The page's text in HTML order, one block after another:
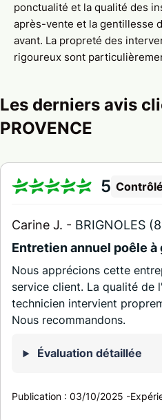
ponctualité et la qualité des
après-vente et la gentillesse
avant. La propreté des
rigoureux sont
Les derniers avis
PROVENCE
5 Contrôlé
Carine J. - BRIGNOLES
Entretien annuel poêle à
Nous apprécions cette
service client. La qualité de
technicien intervient
Nous recommandons.
Évaluation détaillée
Publication :03/10/2025 -